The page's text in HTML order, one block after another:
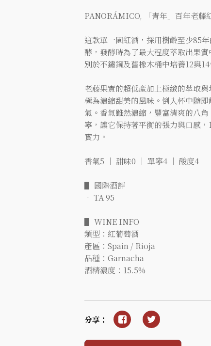
PANORÁMICO, 「青年」百年老藤
這款單一園紅酒，採用樹齡至少85
酵，發酵時為了最大程度萃取出果
別於不鏽鋼及舊橡木桶中培養12與
老藤果實的超低產加上極緻的萃取
極為濃縮甜美的風味。倒入杯中隨
氣。香氣雖然濃縮，豐富清爽的八
寧，讓它保持著平衡的張力與口感
實力。
香氣5 ｜ 甜味0 ｜ 單寧4 ｜ 酸度4
▋ 國際酒評
• TA 95
▋ WINE INFO
類型：紅葡萄酒
產區：Spain / Rioja
品種：Garnacha
酒精濃度：15.5%
分享：